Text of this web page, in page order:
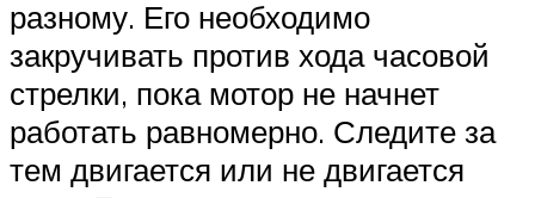
разному. Его необходимо
закручивать против хода часовой
стрелки, пока мотор не начнет
работать равномерно. Следите за
тем двигается или не двигается